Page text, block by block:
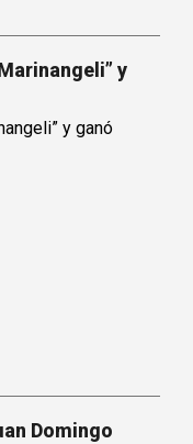
y
Domingo